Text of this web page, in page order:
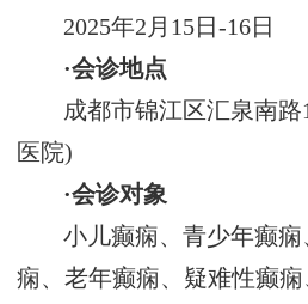
2025年2月15日-16日
·会诊地点
成都市锦江区汇泉南
医院)
·会诊对象
小儿癫痫、青少年癫
痫、老年癫痫、疑难性癫